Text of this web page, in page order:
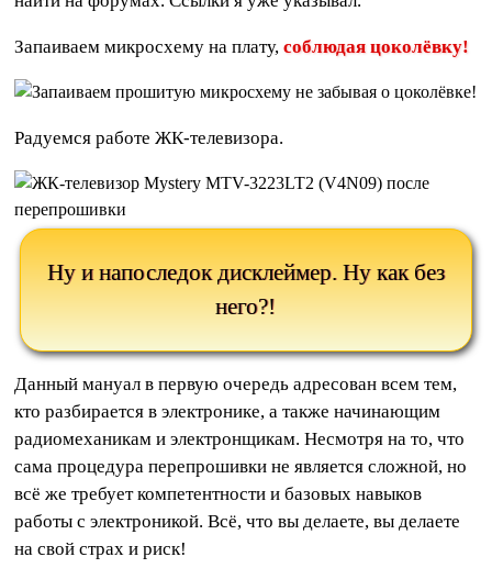
Запаиваем микросхему на плату,соблюдая цоколёвку!
Радуемся работе ЖК-телевизора.
Ну и напоследок дисклеймер. Ну как без
него?!
Данный мануал в первую очередь адресован всем тем,
кто разбирается в электронике, а также начинающим
радиомеханикам и электронщикам. Несмотря на то, что
сама процедура перепрошивки не является сложной, но
всё же требует компетентности и базовых навыков
работы с электроникой. Всё, что вы делаете, вы делаете
на свой страх и риск!